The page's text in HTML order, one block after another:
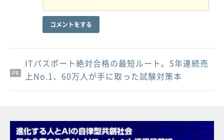
コメントをする
PR
PR
PR
ITパスポート絶対合格の最短ルート。5年連続売
上No.1、60万人が手に取った試験対策本